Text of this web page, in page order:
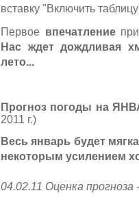
вставку "Включить
Первое впечатление
Нас ждет дождливая
лето...
Прогноз погоды на
2011 г.)
Весь январь будет
некоторым усилением
04.02.11 Оценка прогноза